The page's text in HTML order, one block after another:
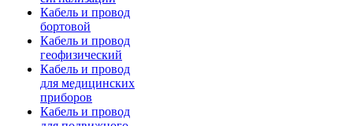
Кабель и провод
бортовой
Кабель и провод
геофизический
Кабель и провод
для медицинских
приборов
Кабель и провод